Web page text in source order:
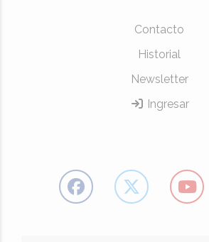
Contacto
Historial
Newsletter
Ingresar